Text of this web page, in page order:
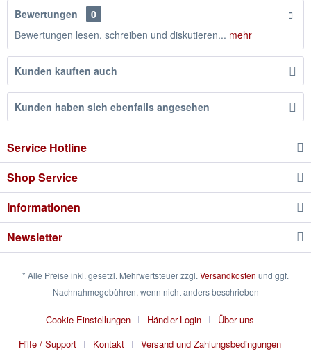
Bewertungen
0
Bewertungen lesen, schreiben und diskutieren... mehr
Kunden kauften auch
Kunden haben sich ebenfalls angesehen
Service Hotline
Shop Service
Informationen
Newsletter
* Alle Preise inkl. gesetzl. Mehrwertsteuer zzgl. Versandkosten und ggf.
Nachnahmegebühren, wenn nicht anders beschrieben
Cookie-Einstellungen Händler-Login
Über uns
Hilfe / Support
Kontakt Versand und Zahlungsbedingungen